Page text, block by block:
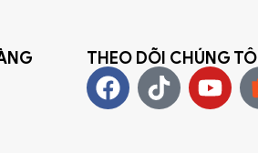
THEO DÕI CHÚNG TÔI